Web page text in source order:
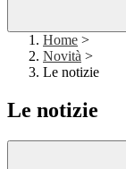
Home >
Novità >
Le notizie
Le notizie